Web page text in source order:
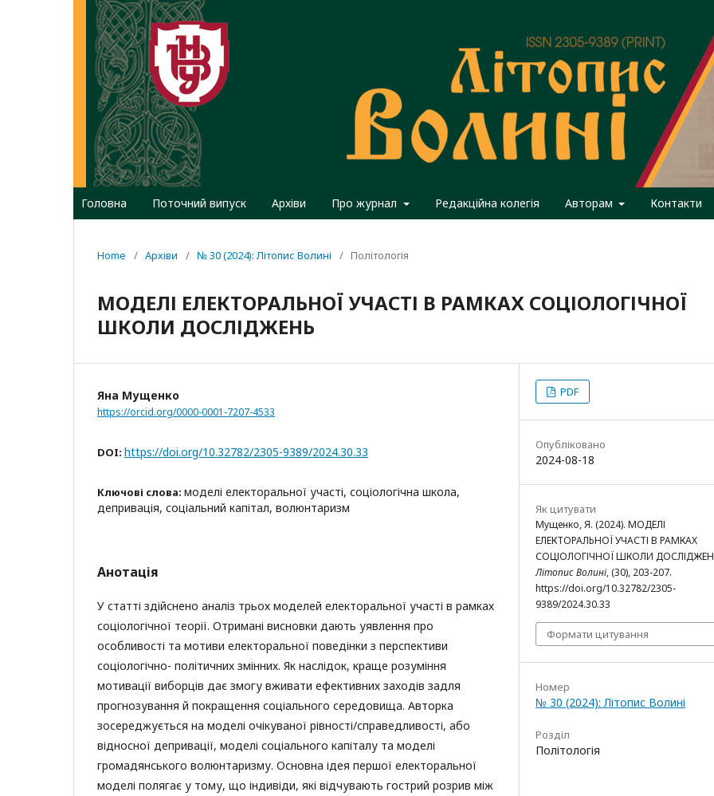
Головна Поточний випуск Архіви Про журнал Редакційна колегія Авторам Контакти
Home / Архіви / № 30 (2024): Літопис Волині / Політологія
МОДЕЛІ ЕЛЕКТОРАЛЬНОЇ УЧАСТІ В РАМКАХ СОЦІОЛОГІЧНОЇ
ШКОЛИ ДОСЛІДЖЕНЬ
Яна Мущенко
https://orcid.org/0000-0001-7207-4533
DOI: https://doi.org/10.32782/2305-9389/2024.30.33
Ключові слова: моделі електоральної участі, соціологічна школа,
депривація, соціальний капітал, волюнтаризм
Анотація
У статті здійснено аналіз трьох моделей електоральної участі в рамках
соціологічної теорії. Отримані висновки дають уявлення про
особливості та мотиви електоральної поведінки з перспективи
соціологічно- політичних змінних. Як наслідок, краще розуміння
мотивації виборців дає змогу вживати ефективних заходів задля
прогнозування й покращення соціального середовища. Авторка
зосереджується на моделі очікуваної рівності/справедливості, або
відносної депривації, моделі соціального капіталу та моделі
громадянського волюнтаризму. Основна ідея першої електоральної
моделі полягає у тому, що індивіди, які відчувають гострий розрив між
PDF
Опубліковано
2024-08-18
Як цитувати
Мущенко, Я. (2024). МОДЕЛІ
ЕЛЕКТОРАЛЬНОЇ УЧАСТІ В РАМКАХ
СОЦІОЛОГІЧНОЇ ШКОЛИ
Літопис Волині, (30), 203-207.
https://doi.org/10.32782/2305-
9389/2024.30.33
Формати цитування
Номер
№ 30 (2024): Літопис Волині
Розділ
Політологія